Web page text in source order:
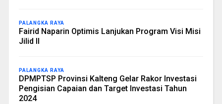
PALANGKA RAYA
Fairid Naparin Optimis Lanjukan Program Visi Misi
Jilid II
PALANGKA RAYA
DPMPTSP Provinsi Kalteng Gelar Rakor Investasi
Pengisian Capaian dan Target Investasi Tahun
2024